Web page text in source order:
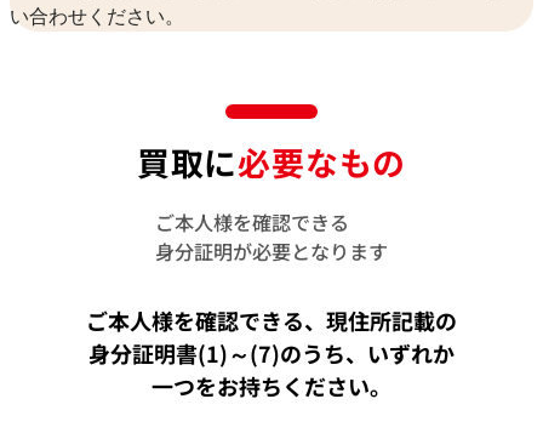
い合わせください。
買取に必要なもの
ご本人様を確認できる
身分証明が必要となります
ご本人様を確認できる、現住所記載の
身分証明書(1)～(7)のうち、 いずれか
一つをお持ちください。